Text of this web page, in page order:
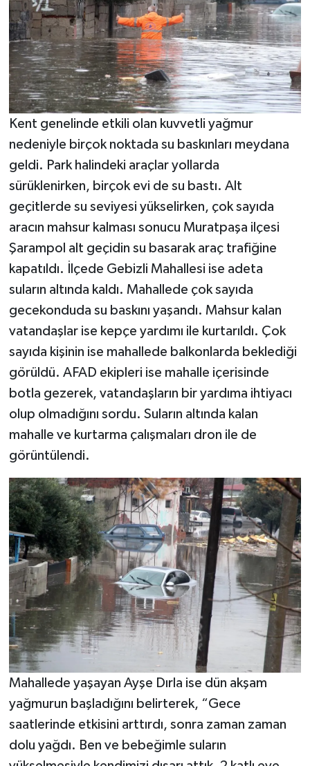
Kent genelinde etkili olan kuvvetli yağmur
nedeniyle birçok noktada su baskınları meydana
geldi. Park halindeki araçlar yollarda
sürüklenirken, birçok evi de su bastı. Alt
geçitlerde su seviyesi yükselirken, çok sayıda
aracın mahsur kalması sonucu Muratpaşa ilçesi
Şarampol alt geçidin su basarak araç trafiğine
kapatıldı. İlçede Gebizli Mahallesi ise adeta
suların altında kaldı. Mahallede çok sayıda
gecekonduda su baskını yaşandı. Mahsur kalan
vatandaşlar ise kepçe yardımı ile kurtarıldı. Çok
sayıda kişinin ise mahallede balkonlarda beklediği
görüldü. AFAD ekipleri ise mahalle içerisinde
botla gezerek, vatandaşların bir yardıma ihtiyacı
olup olmadığını sordu. Suların altında kalan
mahalle ve kurtarma çalışmaları dron ile de
görüntülendi.
Mahallede yaşayan Ayşe Dırla ise dün akşam
yağmurun başladığını belirterek, “Gece
saatlerinde etkisini arttırdı, sonra zaman zaman
dolu yağdı. Ben ve bebeğimle suların